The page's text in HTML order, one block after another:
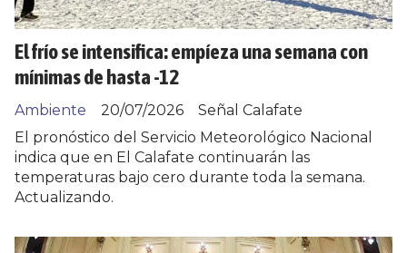
El frío se intensifica: empíeza una semana con
mínimas de hasta -12
Señal Calafate
Ambiente
20/07/2026
El pronóstico del Servicio Meteorológico Nacional
indica que en El Calafate continuarán las
temperaturas bajo cero durante toda la semana.
Actualizando.